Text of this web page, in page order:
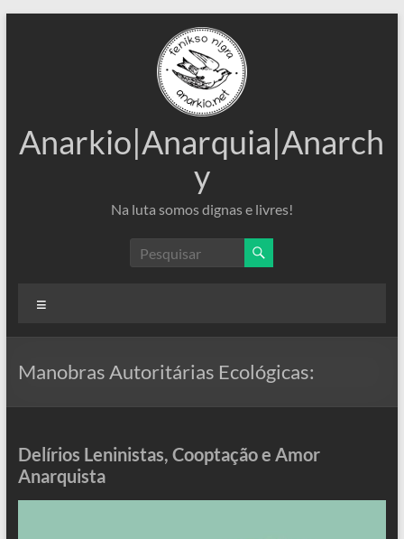
Anarkio|Anarquia|Anarch
y
Na luta somos dignas e livres!
Manobras Autoritárias Ecológicas:
Delírios Leninistas, Cooptação e Amor
Anarquista